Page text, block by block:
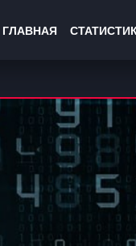
ГЛАВНАЯ